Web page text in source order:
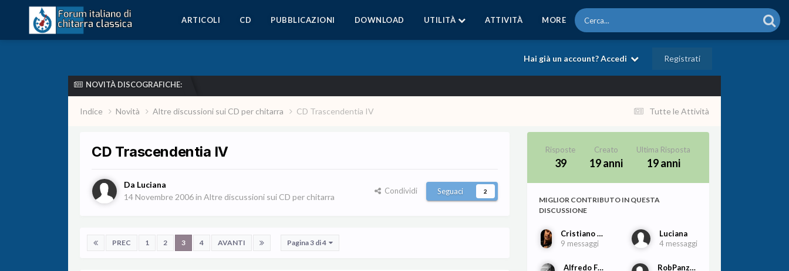
ARTICOLI CD PUBBLICAZIONI DOWNLOAD UTILITÀ ATTIVITÀ MORE
Hai già un account? Accedi Registrati
NOVITÀ DISCOGRAFICHE:
Tutte le Attività
Indice Novità Altre discussioni sui CD per chitarra CD Trascendentia IV
CD Trascendentia IV
Da Luciana
14 Novembre 2006in Altre discussioni sui CD per chitarra
Condividi Seguaci 2
PREC 1 2 3 4 AVANTI Pagina 3 di 4
Risposte
39
Creato
19 anni
Ultima Risposta
19 anni
MIGLIOR CONTRIBUTO IN QUESTA
DISCUSSIONE
Cristiano Porqueddu
9 messaggi
Luciana
4 messaggi
Alfredo Franco
RobPanzelli